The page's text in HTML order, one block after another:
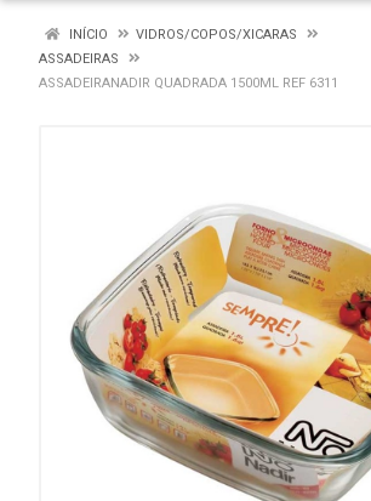
INÍCIO
VIDROS/COPOS/XICARAS
ASSADEIRAS
ASSADEIRANADIR QUADRADA 1500ML REF 6311